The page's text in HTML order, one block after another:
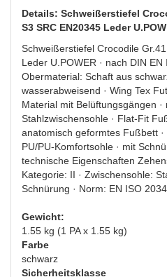
Details: Schweißerstiefel
S3 SRC EN20345 Leder
Schweißerstiefel Crocodile
Leder U.POWER · nach DIN EN
Obermaterial: Schaft aus
wasserabweisend · Wing Tex
Material mit Belüftungsgängen
Stahlzwischensohle · Flat-Fit
anatomisch geformtes Fußbett
PU/PU-Komfortsohle · mit
technische Eigenschaften
Kategorie: II · Zwischensohle:
Schnürung · Norm: EN ISO
Gewicht:
1.55 kg (1 PA x 1.55 kg)
Farbe
schwarz
Sicherheitsklasse